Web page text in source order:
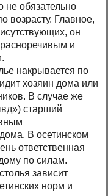
не обязательно
возрасту. Главное,
он
и
накрывается по
хозяин дома или
В случае же
старший
В осетинском
ответственная
по силам.
зависит
норм и